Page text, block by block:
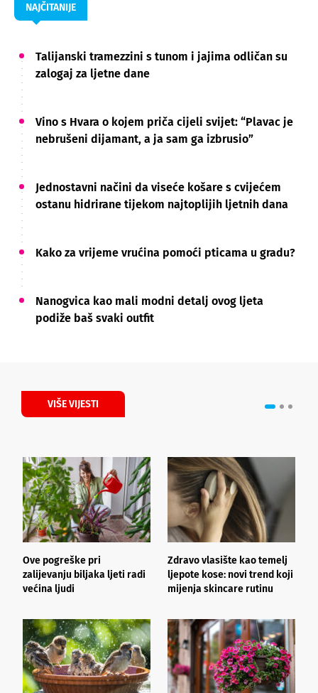
NAJČITANIJE
Talijanski tramezzini s tunom i jajima odličan su
zalogaj za ljetne dane
Vino s Hvara o kojem priča cijeli svijet: “Plavac je
nebrušeni dijamant, a ja sam ga izbrusio”
Jednostavni načini da viseće košare s cvijećem
ostanu hidrirane tijekom najtoplijih ljetnih dana
Kako za vrijeme vrućina pomoći pticama u gradu?
Nanogvica kao mali modni detalj ovog ljeta
podiže baš svaki outfit
VIŠE VIJESTI
Ove pogreške pri
zalijevanju biljaka ljeti radi
većina ljudi
Zdravo vlasište kao temelj
ljepote kose: novi trend koji
mijenja skincare rutinu